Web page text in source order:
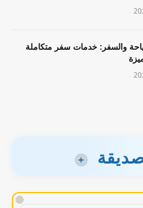
والسفر: خدمات سفر متكاملة
+
!